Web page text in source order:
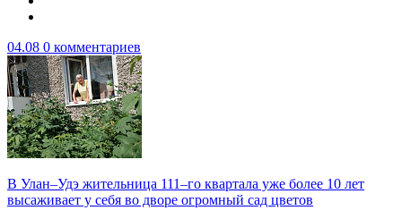
04.08 0 комментариев
В Улан–Удэ жительница 111–го квартала уже более 10 лет
высаживает у себя во дворе огромный сад цветов